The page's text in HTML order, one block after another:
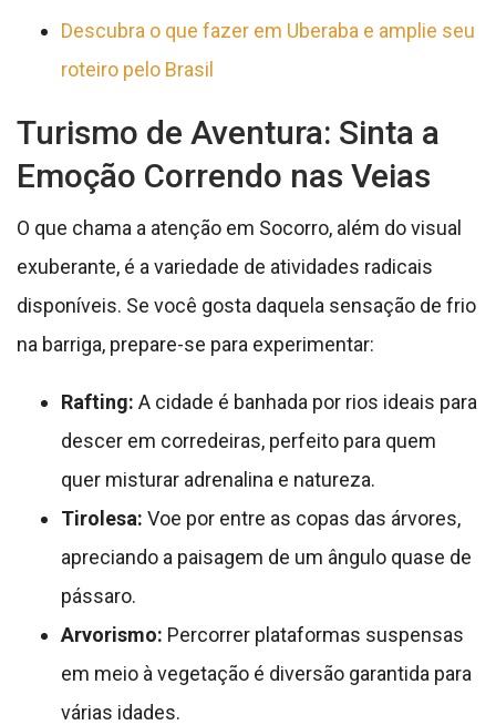
Descubra o que fazer em Uberaba e amplie seu
roteiro pelo Brasil
Turismo de Aventura: Sinta a
Emoção Correndo nas Veias
O que chama a atenção em Socorro, além do visual
exuberante, é a variedade de atividades radicais
disponíveis. Se você gosta daquela sensação de frio
na barriga, prepare-se para experimentar:
Rafting: A cidade é banhada por rios ideais para
descer em corredeiras, perfeito para quem
quer misturar adrenalina e natureza.
Tirolesa: Voe por entre as copas das árvores,
apreciando a paisagem de um ângulo quase de
pássaro.
Arvorismo: Percorrer plataformas suspensas
em meio à vegetação é diversão garantida para
várias idades.